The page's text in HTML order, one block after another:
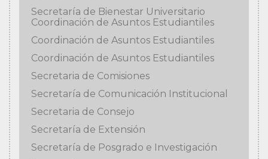
Secretaría de Bienestar Universitario
Coordinación de Asuntos Estudiantiles
Coordinación de Asuntos Estudiantiles
Coordinación de Asuntos Estudiantiles
Secretaria de Comisiones
Secretaría de Comunicación Institucional
Secretaria de Consejo
Secretaría de Extensión
Secretaría de Posgrado e Investigación